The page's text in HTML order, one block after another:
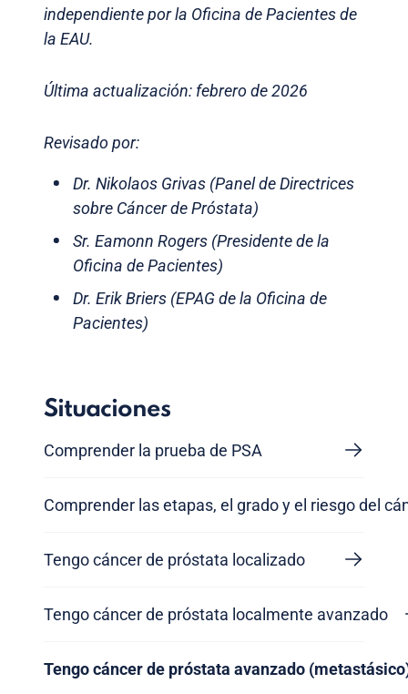
independiente por la Oficina de Pacientes de
la EAU.
Última actualización: febrero de 2026
Revisado por:
Dr. Nikolaos Grivas (Panel de Directrices
sobre Cáncer de Próstata)
Sr. Eamonn Rogers (Presidente de la
Oficina de Pacientes)
Dr. Erik Briers (EPAG de la Oficina de
Pacientes)
Situaciones
Comprender la prueba de PSA
Comprender las etapas, el grado y el riesgo del
Tengo cáncer de próstata localizado
Tengo cáncer de próstata localmente avanzado
Tengo cáncer de próstata avanzado